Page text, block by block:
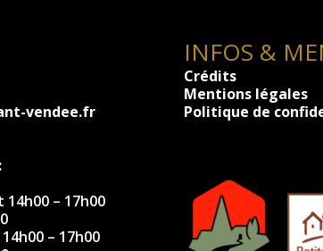
vendee.fr
14h00 – 17h00
– 17h00
INFOS &
Crédits
Mentions légales
Politique de